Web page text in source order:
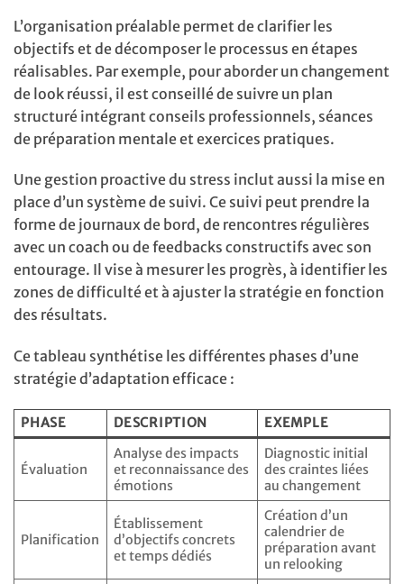
L’organisation préalable permet de clarifier les
objectifs et de décomposer le processus en étapes
réalisables. Par exemple, pour aborder un changement
de look réussi, il est conseillé de suivre un plan
structuré intégrant conseils professionnels, séances
de préparation mentale et exercices pratiques.
Une gestion proactive du stress inclut aussi la mise en
place d’un système de suivi. Ce suivi peut prendre la
forme de journaux de bord, de rencontres régulières
avec un coach ou de feedbacks constructifs avec son
entourage. Il vise à mesurer les progrès, à identifier les
zones de difficulté et à ajuster la stratégie en fonction
des résultats.
Ce tableau synthétise les différentes phases d’une
stratégie d’adaptation efficace :
PHASE DESCRIPTION EXEMPLE
Évaluation
Analyse des impacts
et reconnaissance des
émotions
Diagnostic initial
des craintes liées
au changement
Planification
Établissement
d’objectifs concrets
et temps dédiés
Création d’un
calendrier de
préparation avant
un relooking